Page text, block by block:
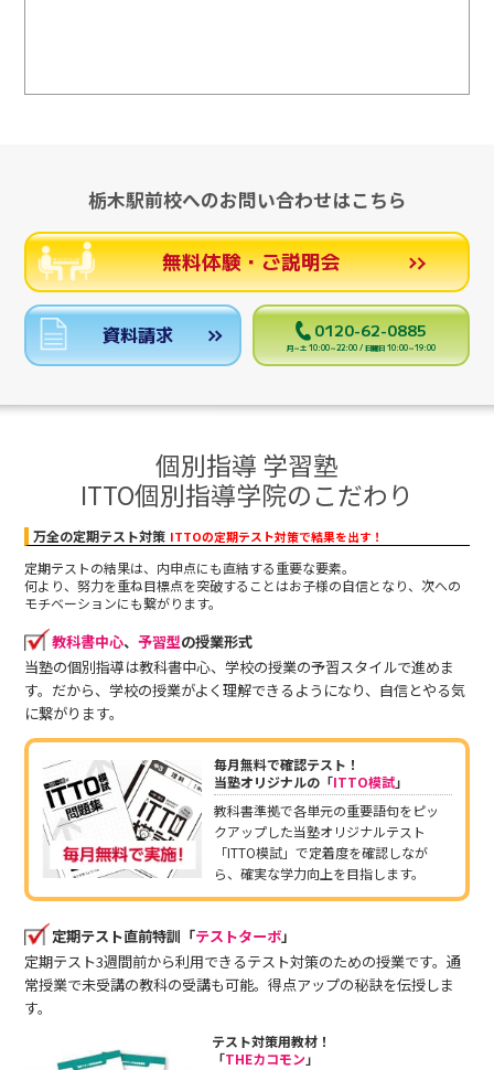
栃木駅前校へのお問い合わせはこちら
無料体験・ご説明会
資料請求 0120-62-0885
月～土 10:00～22:00 / 日曜日 10:00～19:00
個別指導 学習塾
ITTO個別指導学院のこだわり
万全の定期テスト対策 ITTOの定期テスト対策で結果を出す！
定期テストの結果は、内申点にも直結する重要な要素。
何より、努力を重ね目標点を突破することはお子様の自信となり、次への
モチベーションにも繋がります。
教科書中心、 予習型の授業形式
当塾の個別指導は教科書中心、学校の授業の予習スタイルで進めま
す。だから、学校の授業がよく理解できるようになり、自信とやる気
に繋がります。
毎月無料で確認テスト！
当塾オリジナルの「ITTO模試」
教科書準拠で各単元の重要語句をピッ
クアップした当塾オリジナルテスト
「ITTO模試」で定着度を確認しなが
ら、確実な学力向上を目指します。
定期テスト直前特訓「テストターボ」
定期テスト3週間前から利用できるテスト対策のための授業です。通
常授業で未受講の教科の受講も可能。得点アップの秘訣を伝授しま
す。
テスト対策用教材！
「THEカコモン」